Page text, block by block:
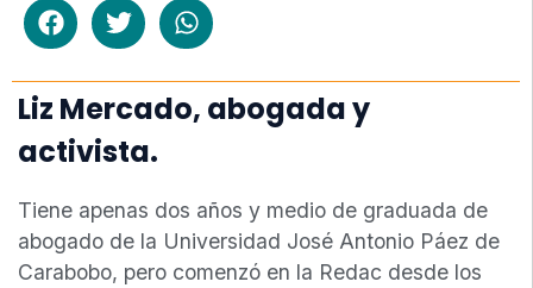
Liz Mercado, abogada y
activista.
Tiene apenas dos años y medio de graduada de
abogado de la Universidad José Antonio Páez de
Carabobo, pero comenzó en la Redac desde los